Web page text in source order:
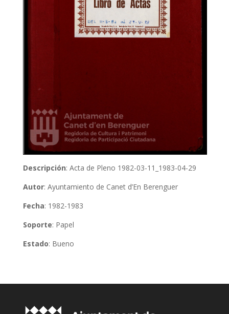
Descripción: Acta de Pleno 1982-03-11_1983-04-29
Autor: Ayuntamiento de Canet d’En Berenguer
Fecha: 1982-1983
Soporte: Papel
Estado: Bueno